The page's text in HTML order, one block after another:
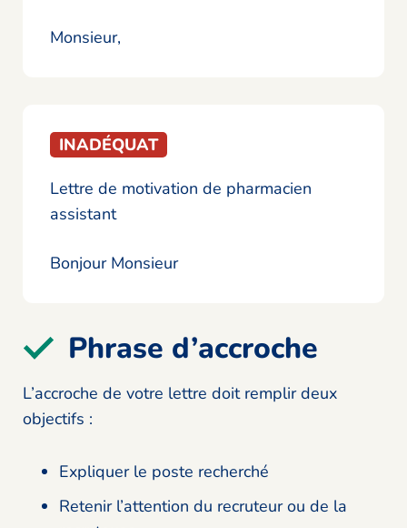
Monsieur,
INADÉQUAT
Lettre de motivation de pharmacien
assistant
Bonjour Monsieur
Phrase d’accroche
L’accroche de votre lettre doit remplir deux
objectifs :
Expliquer le poste recherché
Retenir l’attention du recruteur ou de la